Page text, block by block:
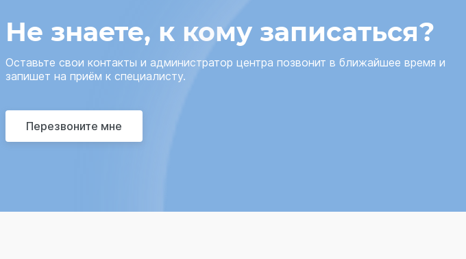
Не знаете, к кому записаться?
Оставьте свои контакты и администратор центра позвонит в ближайшее время и
запишет на приём к специалисту.
Перезвоните мне